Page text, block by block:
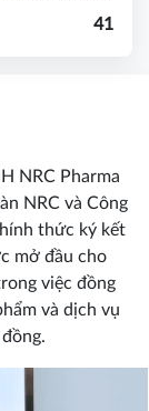
NRC Pharma
NRC và Công
thức ký kết
mở đầu cho
việc đồng
và dịch vụ
41